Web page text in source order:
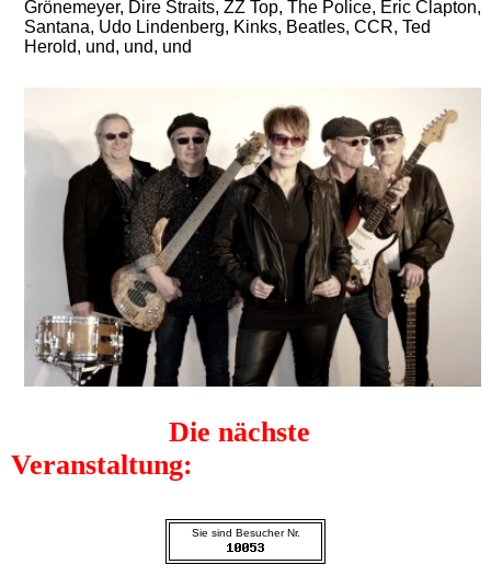
Grönemeyer, Dire Straits, ZZ Top, The Police, Eric Clapton,
Santana, Udo Lindenberg, Kinks, Beatles, CCR, Ted
Herold, und, und, und
Die nächste
Veranstaltung:
Sie sind Besucher Nr.